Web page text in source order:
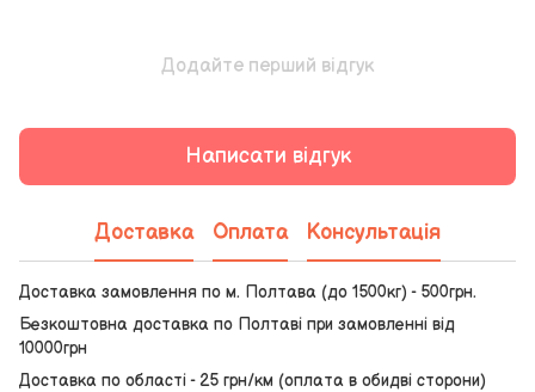
Додайте перший відгук
Написати відгук
Доставка Оплата Консультація
Доставка замовлення по м. Полтава (до 1500кг) - 500грн.
Безкоштовна доставка по Полтаві при замовленні від
10000грн
Доставка по області - 25 грн/км (оплата в обидві сторони)